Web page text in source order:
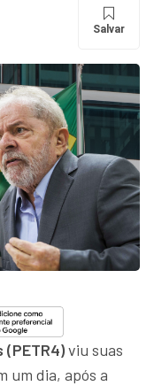
Salvar
viu suas
um dia, após a